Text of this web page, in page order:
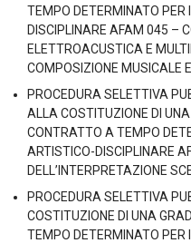
TEMPO DETERMINATO PER
DISCIPLINARE AFAM 045 –
ELETTROACUSTICA E
COMPOSIZIONE MUSICALE
PROCEDURA SELETTIVA
ALLA COSTITUZIONE DI
CONTRATTO A TEMPO
ARTISTICO-DISCIPLINARE
DELL’INTERPRETAZIONE
PROCEDURA SELETTIVA
COSTITUZIONE DI UNA
TEMPO DETERMINATO PER